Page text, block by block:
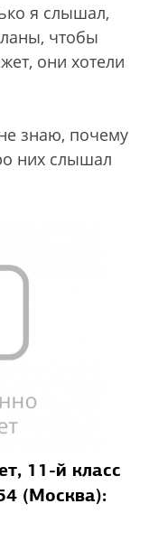
я слышал,
чтобы
они хотели
знаю, почему
них слышал
11-й класс
(Москва):